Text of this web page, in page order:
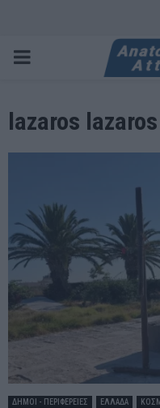
PRIMARY
lazaros lazaros
ΔΗΜΟΙ - ΠΕΡΙΦΕΡΕΙΕΣ ΕΛΛΑΔΑ